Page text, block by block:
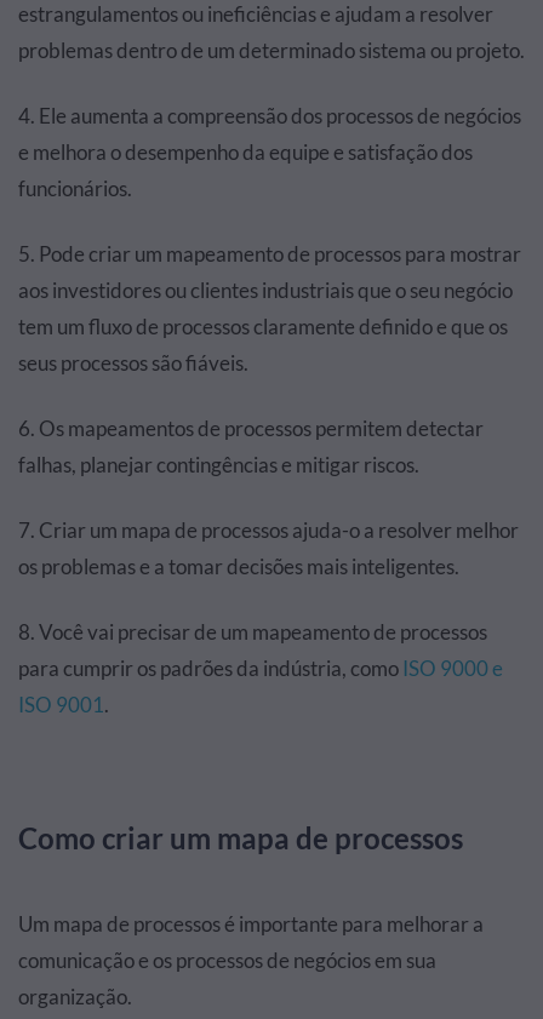
estrangulamentos ou ineficiências e ajudam a resolver
problemas dentro de um determinado sistema ou projeto.
4. Ele aumenta a compreensão dos processos de negócios
e melhora o desempenho da equipe e satisfação dos
funcionários.
5. Pode criar um mapeamento de processos para mostrar
aos investidores ou clientes industriais que o seu negócio
tem um fluxo de processos claramente definido e que os
seus processos são fiáveis.
6. Os mapeamentos de processos permitem detectar
falhas, planejar contingências e mitigar riscos.
7. Criar um mapa de processos ajuda-o a resolver melhor
os problemas e a tomar decisões mais inteligentes.
8. Você vai precisar de um mapeamento de processos
para cumprir os padrões da indústria, como ISO 9000 e
ISO 9001.
Como criar um mapa de processos
Um mapa de processos é importante para melhorar a
comunicação e os processos de negócios em sua
organização.